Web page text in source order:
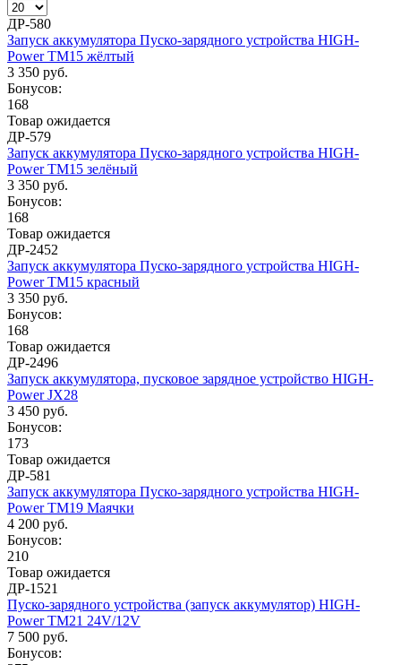
ДР-580
Запуск аккумулятора Пуско-зарядного устройства HIGH-
Power TM15 жёлтый
3 350 руб.
Бонусов:
168
Товар ожидается
ДР-579
Запуск аккумулятора Пуско-зарядного устройства HIGH-
Power TM15 зелёный
3 350 руб.
Бонусов:
168
Товар ожидается
ДР-2452
Запуск аккумулятора Пуско-зарядного устройства HIGH-
Power TM15 красный
3 350 руб.
Бонусов:
168
Товар ожидается
ДР-2496
Запуск аккумулятора, пусковое зарядное устройство HIGH-
Power JX28
3 450 руб.
Бонусов:
173
Товар ожидается
ДР-581
Запуск аккумулятора Пуско-зарядного устройства HIGH-
Power TM19 Маячки
4 200 руб.
Бонусов:
210
Товар ожидается
ДР-1521
Пуско-зарядного устройства (запуск аккумулятор) HIGH-
Power TM21 24V/12V
7 500 руб.
Бонусов: